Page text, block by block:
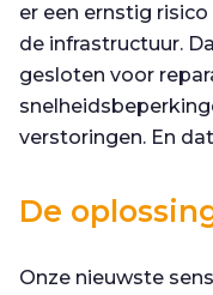
er een ernstig
de infrastructuur.
gesloten voor
verstoringen. En
De
Onze nieuwste